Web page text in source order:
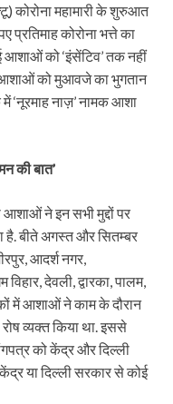
कोरोना महामारी के शुरुआत
कोरोना भत्ते का
आशाओं को ‘इंसेंटिव’ तक नहीं
आशाओं को मुआवजे का भुगतान
‘नूरमाह नाज़’ नामक आशा
की बात’
ने इन सभी मुद्दों पर
है. बीते अगस्त और सितम्बर
आदर्श नगर,
देवली, द्वारका, पालम,
में आशाओं ने काम के दौरान
व्यक्त किया था. इससे
को केंद्र और दिल्ली
या दिल्ली सरकार से कोई